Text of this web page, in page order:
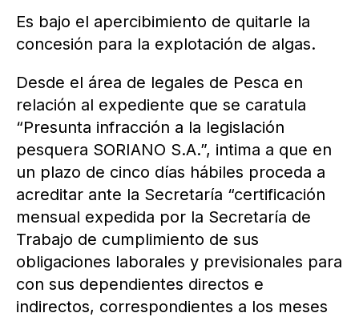
Es bajo el apercibimiento de quitarle la
concesión para la explotación de algas.
Desde el área de legales de Pesca en
relación al expediente que se caratula
“Presunta infracción a la legislación
pesquera SORIANO S.A.”, intima a que en
un plazo de cinco días hábiles proceda a
acreditar ante la Secretaría “certificación
mensual expedida por la Secretaría de
Trabajo de cumplimiento de sus
obligaciones laborales y previsionales para
con sus dependientes directos e
indirectos, correspondientes a los meses